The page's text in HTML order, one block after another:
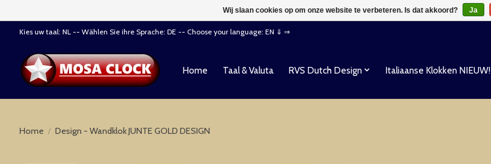
Kies uw taal: NL -- Wählen Sie ihre Sprache: DE -- Choose your language: EN ⇓ ⇒
Home Taal & Valuta RVS Dutch Design Italiaanse Klokken NIEUW!
Home / Design - Wandklok JUNTE GOLD DESIGN
Wij slaan cookies op om onze website te verbeteren. Is dat akkoord? Ja